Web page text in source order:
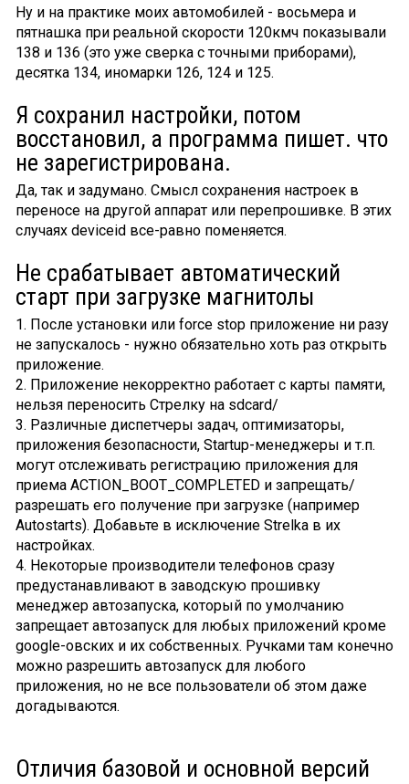
Ну и на практике моих автомобилей - восьмера и
пятнашка при реальной скорости 120кмч показывали
138 и 136 (это уже сверка с точными приборами),
десятка 134, иномарки 126, 124 и 125.
Я сохранил настройки, потом
восстановил, а программа пишет. что
не зарегистрирована.
Да, так и задумано. Смысл сохранения настроек в
переносе на другой аппарат или перепрошивке. В этих
случаях deviceid все-равно поменяется.
Не срабатывает автоматический
старт при загрузке магнитолы
1. После установки или force stop приложение ни разу
не запускалось - нужно обязательно хоть раз открыть
приложение.
2. Приложение некорректно работает с карты памяти,
нельзя переносить Стрелку на sdcard/
3. Различные диспетчеры задач, оптимизаторы,
приложения безопасности, Startup-менеджеры и т.п.
могут отслеживать регистрацию приложения для
приема ACTION_BOOT_COMPLETED и запрещать/
разрешать его получение при загрузке (например
Autostarts). Добавьте в исключение Strelka в их
настройках.
4. Некоторые производители телефонов сразу
предустанавливают в заводскую прошивку
менеджер автозапуска, который по умолчанию
запрещает автозапуск для любых приложений кроме
google-овских и их собственных. Ручками там конечно
можно разрешить автозапуск для любого
приложения, но не все пользователи об этом даже
догадываются.
Отличия базовой и основной версий